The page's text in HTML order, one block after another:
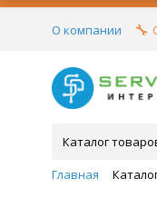
О компании
Каталог
Главная